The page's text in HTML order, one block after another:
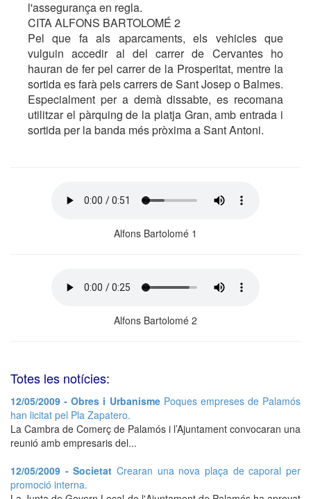
l'assegurança en regla.
CITA ALFONS BARTOLOMÉ 2
Pel que fa als aparcaments, els vehicles que
vulguin accedir al del carrer de Cervantes ho
hauran de fer pel carrer de la Prosperitat, mentre la
sortida es farà pels carrers de Sant Josep o Balmes.
Especialment per a demà dissabte, es recomana
utilitzar el pàrquing de la platja Gran, amb entrada i
sortida per la banda més pròxima a Sant Antoni.
Alfons Bartolomé 1
Alfons Bartolomé 2
Totes les notícies:
12/05/2009 - Obres i Urbanisme Poques empreses de Palamós
han licitat pel Pla Zapatero.
La Cambra de Comerç de Palamós i l’Ajuntament convocaran una
reunió amb empresaris del...
12/05/2009 - Societat Crearan una nova plaça de caporal per
promoció interna.